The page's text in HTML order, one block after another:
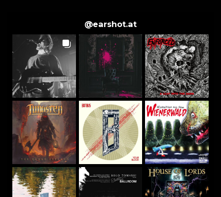
@earshot.at